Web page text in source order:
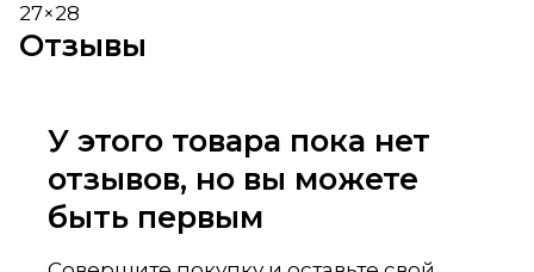
27×28
Отзывы
У этого товара пока нет
отзывов, но вы можете
быть первым